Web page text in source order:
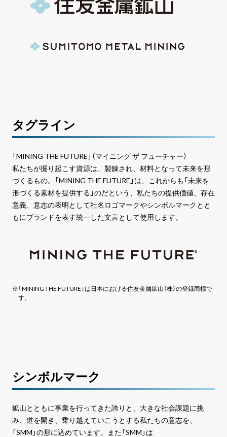
タグライン
「MINING THE FUTURE」（マイニング ザ フューチャー）
私たちが掘り起こす資源は、製錬され、材料となって未来を形
づくるもの。「MINING THE FUTURE」は、これからも「未来を
形づくる素材を提供する」のだという、私たちの提供価値、存在
意義、意志の表明として社名ロゴマークやシンボルマークとと
もにブランドを表す統一した文言として使用します。
「MINING THE FUTURE」は日本における住友金属鉱山（株）の登録商標で
す。
シンボルマーク
鉱山とともに事業を行ってきた誇りと、大きな社会課題に挑
み、道を開き、乗り越えていこうとする私たちの意志を、
「SMM」の形に込めています。また「SMM」は